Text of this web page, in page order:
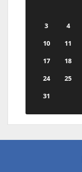
3
4
10
11
17
18
24
25
31